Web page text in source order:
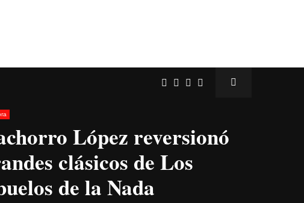
López reversionó
clásicos de Los
de la Nada